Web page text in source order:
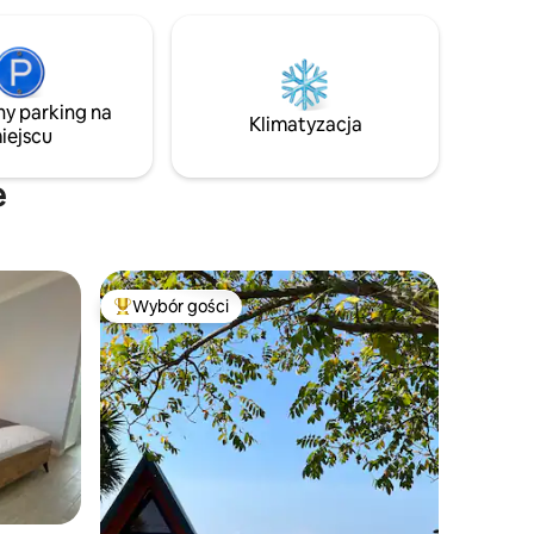
parking na
Klimatyzacja
Najpopularniejsze z kategorii Wybór gości
Wybór gości